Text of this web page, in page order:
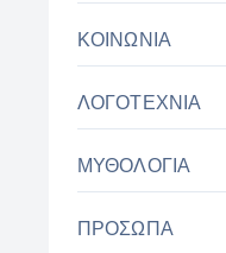
ΚΟΙΝΩΝΙΑ
ΛΟΓΟΤΕΧΝΙΑ
ΜΥΘΟΛΟΓΙΑ
ΠΡΟΣΩΠΑ